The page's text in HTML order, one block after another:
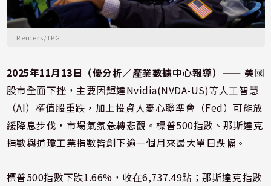
Reuters/TPG
2025年11月13日（優分析／產業數據中心報導） ⸺ 美國
股市全面下挫，主要因輝達Nvidia(NVDA-US)等人工智慧
（AI）權值股重跌，加上投資人憂心聯準會（Fed）可能放
緩降息步伐，市場氣氛急轉悲觀。標普500指數、那斯達克
指數與道瓊工業指數皆創下逾一個月來最大單日跌幅。
標普500指數下跌1.66%，收在6,737.49點；那斯達克指數